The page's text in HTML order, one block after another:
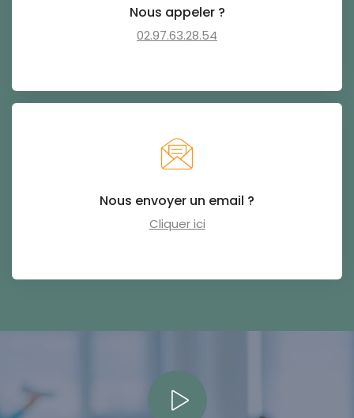
Nous appeler ?
02.97.63.28.54
Nous envoyer un email ?
Cliquer ici